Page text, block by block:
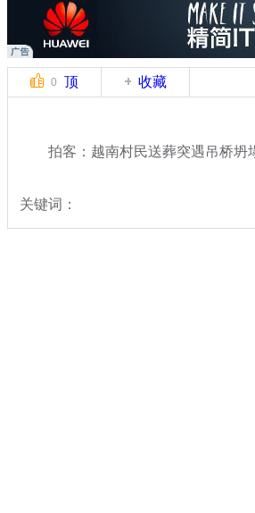
0 顶 收藏
拍客：越南村民送葬突遇吊桥坍
关键词：